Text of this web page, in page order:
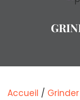
Accueil / Grinder